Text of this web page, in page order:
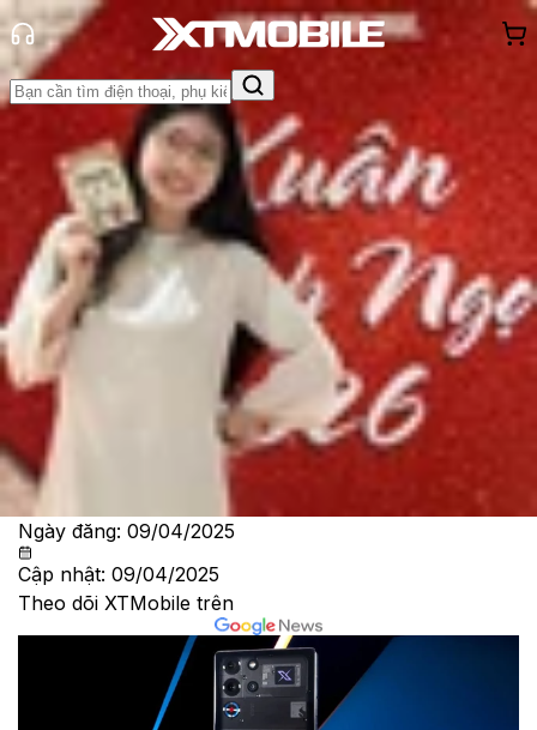
Trang chủ
Tin tức
So Sánh
Tin MớiĐánh Giá - Trên Tay So SánhTư vấnKhuyến
mãi
Thủ thuậtHỏi đáp App - GameThông báoKhách
hàng - Sự kiện
Red Magic 10 Pro và Red Magic 8
Pro: Có nên nâng cấp lên flagship
gaming mới nhất?
Lê Thị Huỳnh Như
Ngày đăng: 09/04/2025
Cập nhật: 09/04/2025
Theo dõi XTMobile trên